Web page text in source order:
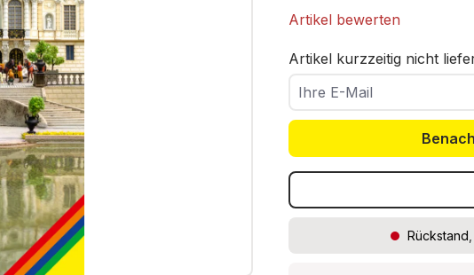
Artikel bewerten
Artikel kurzzeitig nicht
Ihre E-Mail
Rückstand